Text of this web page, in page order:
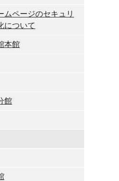
ムページのセキュリ
について
本館
館